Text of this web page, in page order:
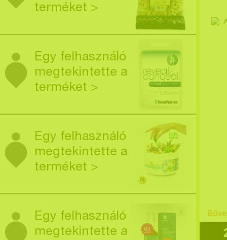
terméket >
Egy felhasználó
megtekintette a
terméket >
Egy felhasználó
megtekintette a
terméket >
Egy felhasználó
megtekintette a